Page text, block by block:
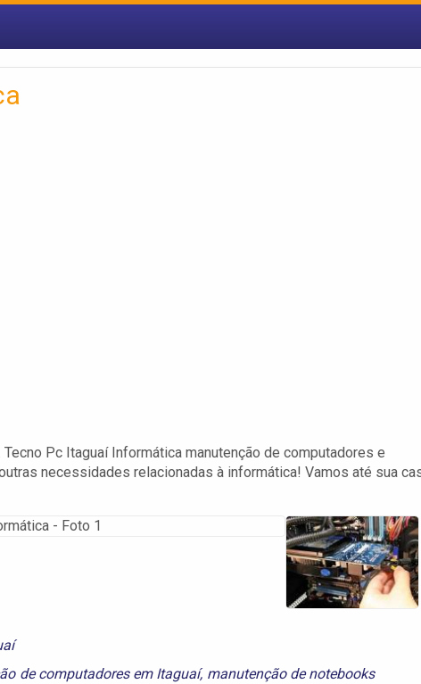
Pc Itaguaí Informática manutenção de computadores e
necessidades relacionadas à informática! Vamos até sua
de computadores em Itaguaí, manutenção de notebooks